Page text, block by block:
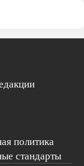
политика
стандарты